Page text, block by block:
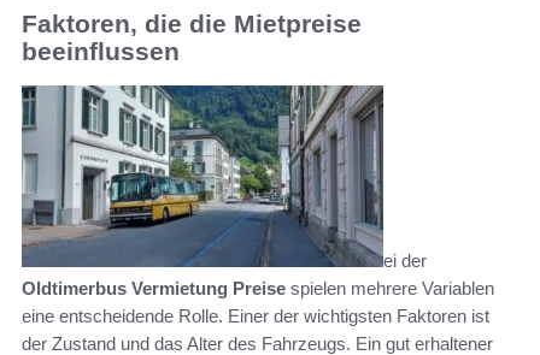
Faktoren, die die Mietpreise
beeinflussen
ei der
Oldtimerbus Vermietung Preise spielen mehrere Variablen
eine entscheidende Rolle. Einer der wichtigsten Faktoren ist
der Zustand und das Alter des Fahrzeugs. Ein gut erhaltener